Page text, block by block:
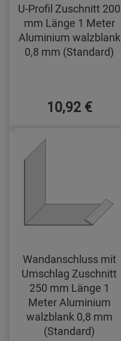
U-Profil Zuschnitt 200
mm Länge 1 Meter
Aluminium walzblank
0,8 mm (Standard)
10,92 €
Wandanschluss mit
Umschlag Zuschnitt
250 mm Länge 1
Meter Aluminium
walzblank 0,8 mm
(Standard)